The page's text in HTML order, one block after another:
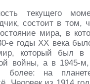
текущего
состоит в том,
мира, в
е годы ХХ века
который был в
войны, а в 1945-м,
более: на